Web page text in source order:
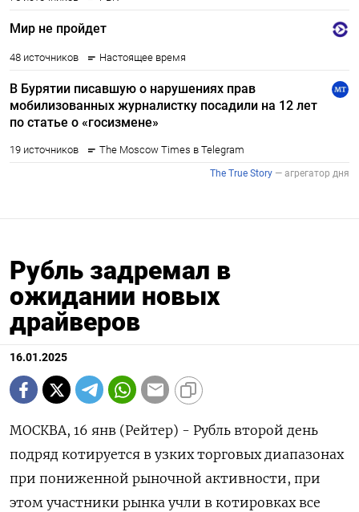
Рубль задремал в
ожидании новых
драйверов
16.01.2025
МОСКВА, 16 янв (Рейтер) - Рубль второй день
подряд котируется в узких торговых диапазонах
при пониженной рыночной активности, при
этом участники рынка учли в котировках все